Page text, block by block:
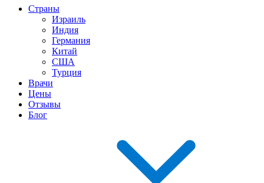
Страны
Израиль
Индия
Германия
Китай
США
Турция
Врачи
Цены
Отзывы
Блог